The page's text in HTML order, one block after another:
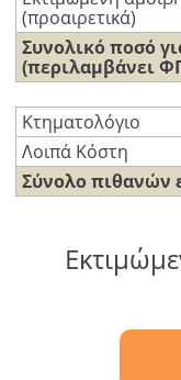
(προαιρετικά)
Συνολικό ποσό
(περιλαμβάνει
Κτηματολόγιο
Λοιπά Κόστη
Σύνολο πιθανών